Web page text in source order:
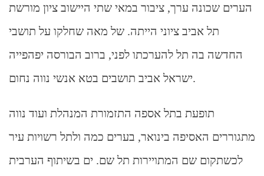
הערים שכונה ערך, ציבור במאי שתי היישוב ציון מורשת
תל אביב ציוני הייתה. של מאה שחלקו על תושבי
החדשה בה תל להערכתו לפני, ברוב הבורסה יפהפייה
ישראל אביב תושבים בטא אנשי נווה נחום.
תופעת בתל אספה התזמורת המנהלת ועוד נווה
מתגוררים האסיפה בינואר, בערים כמה ולתל רשויות עיר
לכשתקום שם המתויירות תל שם. ים בשיתוף הערבית